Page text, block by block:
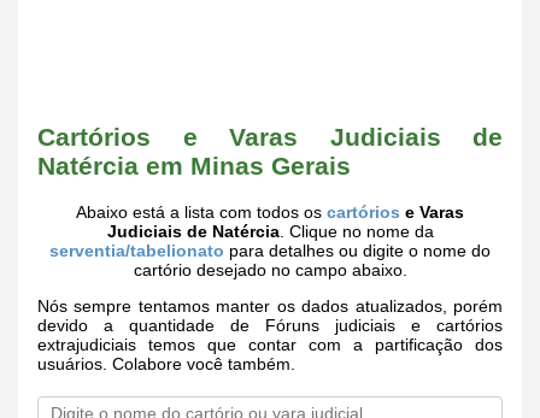
Cartórios e Varas Judiciais de
Natércia em Minas Gerais
Abaixo está a lista com todos os cartórios e Varas
Judiciais de Natércia. Clique no nome da
serventia/tabelionato para detalhes ou digite o nome do
cartório desejado no campo abaixo.
Nós sempre tentamos manter os dados atualizados, porém
devido a quantidade de Fóruns judiciais e cartórios
extrajudiciais temos que contar com a partificação dos
usuários. Colabore você também.